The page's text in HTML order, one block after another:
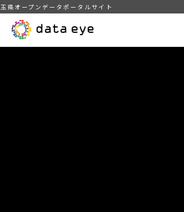
県オープンデータポータルサイト